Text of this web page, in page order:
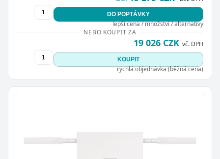
DO POPTÁVKY
lepší cena / množství / alternativy
NEBO KOUPIT ZA
19 026 CZK vč. DPH
KOUPIT
rychlá objednávka (běžná cena)